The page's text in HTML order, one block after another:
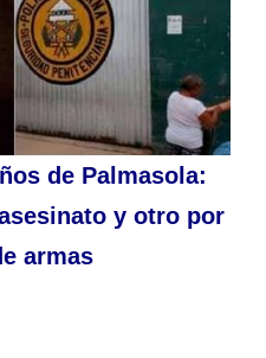
de Palmasola:
y otro por
armas